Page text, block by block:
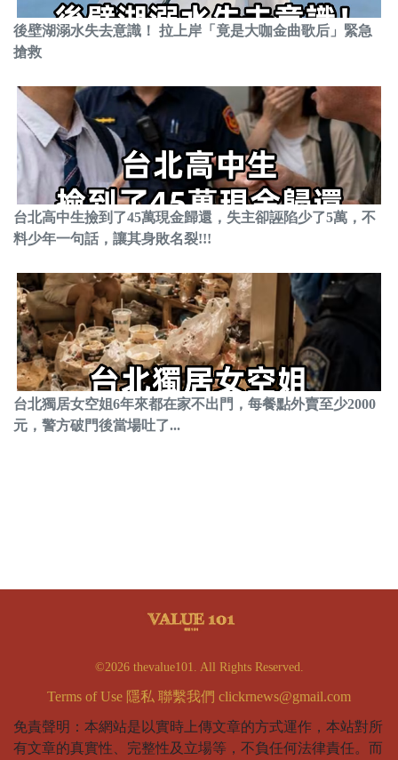
後壁湖溺水失去意識！ 拉上岸「竟是大咖金曲歌后」緊急
搶救
台北高中生撿到了45萬現金歸還，失主卻誣陷少了5萬，不
料少年一句話，讓其身敗名裂!!!
台北獨居女空姐6年來都在家不出門，每餐點外賣至少2000
元，警方破門後當場吐了...
©2026 thevalue101. All Rights Reserved.
Terms of Use 隱私 聯繫我們 clickrnews@gmail.com
免責聲明：本網站是以實時上傳文章的方式運作，本站對所
有文章的真實性、完整性及立場等，不負任何法律責任。而